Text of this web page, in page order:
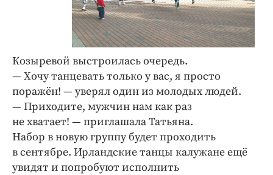
Козыревой выстроилась очередь.
— Хочу танцевать только у вас, я просто
поражён! — уверял один из молодых людей.
— Приходите, мужчин нам как раз
не хватает! — приглашала Татьяна.
Набор в новую группу будет проходить
в сентябре. Ирландские танцы калужане ещё
увидят и попробуют исполнить